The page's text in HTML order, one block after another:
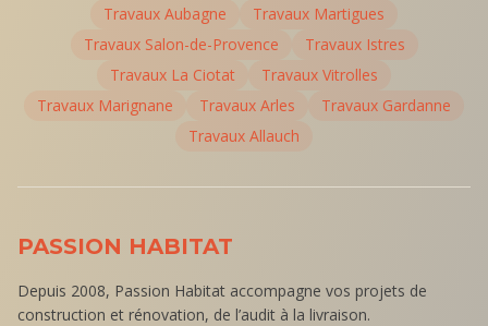
Travaux Aubagne Travaux Martigues
Travaux Salon-de-Provence Travaux Istres
Travaux La Ciotat Travaux Vitrolles
Travaux Marignane Travaux Arles Travaux Gardanne
Travaux Allauch
PASSION HABITAT
Depuis 2008, Passion Habitat accompagne vos projets de
construction et rénovation, de l’audit à la livraison.